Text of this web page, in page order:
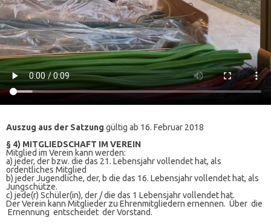
Auszug aus der Satzung gültig ab 16. Februar 2018
§ 4) MITGLIEDSCHAFT IM VEREIN
Mitglied im Verein kann werden:
a) jeder, der bzw. die das 21. Lebensjahr vollendet hat, als
ordentliches Mitglied
b) jeder Jugendliche, der, b die das 16. Lebensjahr vollendet hat, als
Jungschütze.
c) jede(r) Schüler(in), der / die das 1 Lebensjahr vollendet hat.
Der Verein kann Mitglieder zu Ehrenmitgliedern ernennen. Über die
Ernennung entscheidet der Vorstand.